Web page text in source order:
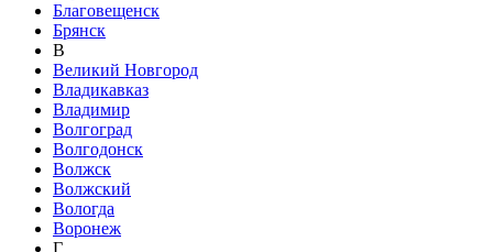
Благовещенск
Брянск
В
Великий Новгород
Владикавказ
Владимир
Волгоград
Волгодонск
Волжск
Волжский
Вологда
Воронеж
Г